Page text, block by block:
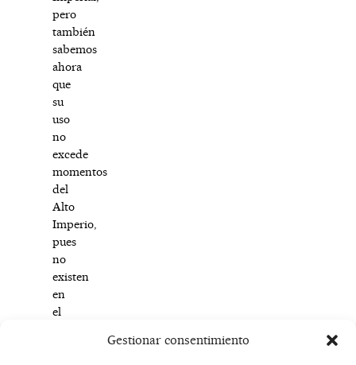
Gestionar consentimiento
pero
también
sabemos
ahora
que
su
uso
no
excede
momentos
del
Alto
Imperio,
pues
no
existen
en
el